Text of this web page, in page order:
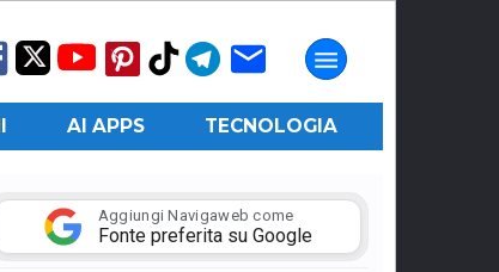
AI APPS TECNOLOGIA
Aggiungi Navigaweb come
Fonte preferita su Google